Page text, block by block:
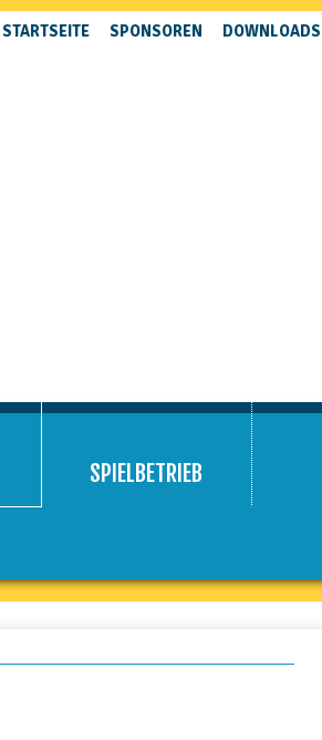
STARTSEITE SPONSOREN DOWNLOADS
SPIELBETRIEB